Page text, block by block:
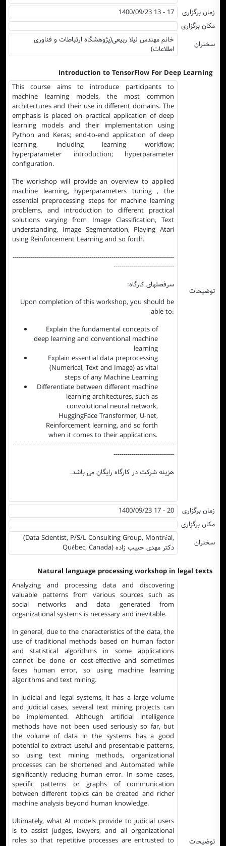
زمان برگزاری
1400/09/23 13 - 17
مکان برگزاری
سخنران
خانم مهندس لیلا ربیعی(پژوهشگاه ارتباطات و فناوری
اطلاعات)
Introduction to TensorFlow For Deep Learning
توضیحات
This course aims to introduce participants to
machine learning models, the most common
architectures and their use in different domains. The
emphasis is placed on practical application of deep
learning models and their implementation using
Python and Keras; end-to-end application of deep
learning, including learning workflow;
hyperparameter introduction; hyperparameter
configuration.
The workshop will provide an overview to applied
machine learning, hyperparameters tuning , the
essential preprocessing steps for machine learning
problems, and introduction to different practical
solutions varying from Image Classification, Text
understanding, Image Segmentation, Playing Atari
using Reinforcement Learning and so forth.
--------------------------------------------------------------------------------
------------------------------
سرفصلهای کارگاه:
Upon completion of this workshop, you should be
able to:
Explain the fundamental concepts of
deep learning and conventional machine
learning
Explain essential data preprocessing
(Numerical, Text and Image) as vital
steps of any Machine Learning
Differentiate between different machine
learning architectures, such as
convolutional neural network,
HuggingFace Transformer, U-net,
Reinforcement learning, and so forth
when it comes to their applications.
--------------------------------------------------------------------------------
------------------------------
هزینه شرکت در کارگاه رایگان می باشد.
زمان برگزاری
1400/09/23 17 - 20
مکان برگزاری
سخنران
(Data Scientist, P/S/L Consulting Group, Montréal,
Québec, Canada) دکتر مهدی حبیب زاده
Natural language processing workshop in legal texts
توضیحات
Analyzing and processing data and discovering
valuable patterns from various sources such as
social networks and data generated from
organizational systems is necessary and inevitable.
In general, due to the characteristics of the data, the
use of traditional methods based on human factor
and statistical algorithms in some applications
cannot be done or cost-effective and sometimes
faces human error, so using machine learning
algorithms and text mining.
In judicial and legal systems, it has a large volume
and judicial cases, several text mining projects can
be implemented. Although artificial intelligence
methods have not been used seriously so far, but
the volume of data in the systems has a good
potential to extract useful and presentable patterns,
so using text mining methods, organizational
processes can be shortened and Automated while
significantly reducing human error. In some cases,
specific patterns or graphs of communication
between different topics can be created and richer
machine analysis beyond human knowledge.
Ultimately, what AI models provide to judicial users
is to assist judges, lawyers, and all organizational
roles so that repetitive processes are entrusted to